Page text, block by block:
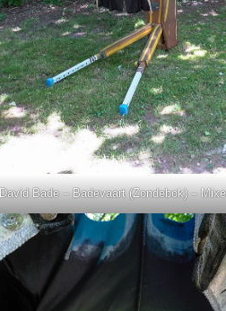
David Bade – Badevaart (Zondebok) –